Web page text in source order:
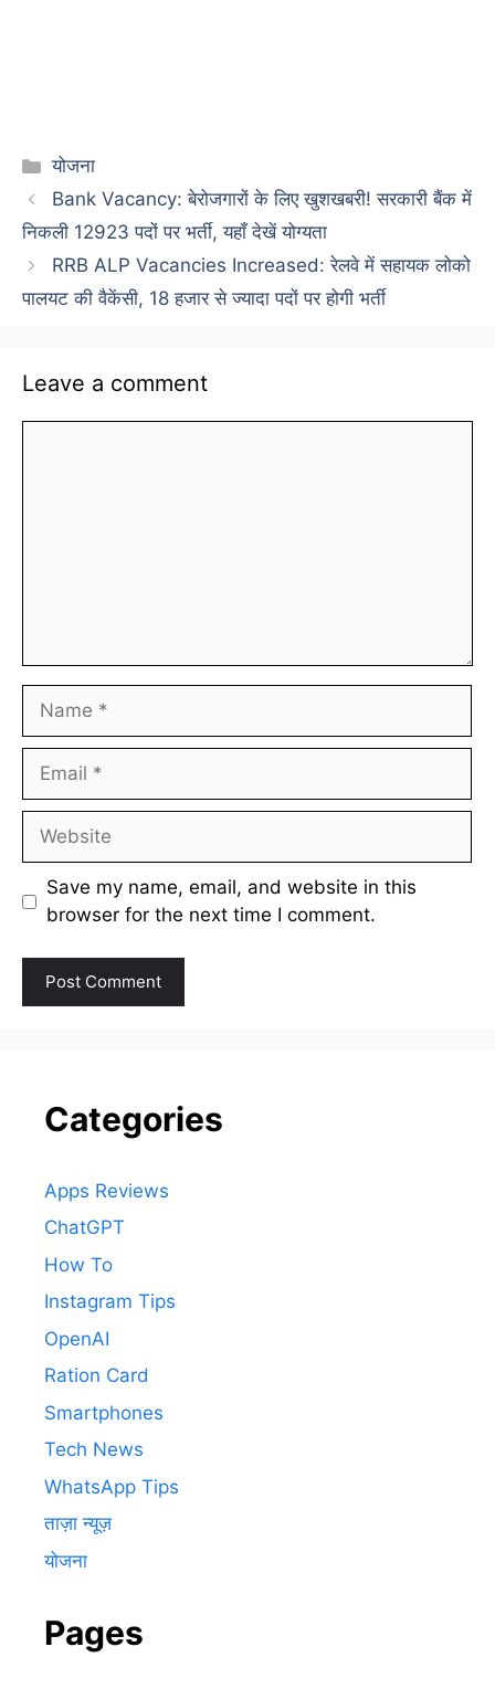
Categories
योजना
Bank Vacancy: बेरोजगारों के लिए खुशखबरी! सरकारी बैंक में
निकली 12923 पदों पर भर्ती, यहाँ देखें योग्यता
RRB ALP Vacancies Increased: रेलवे में सहायक लोको
पालयट की वैकेंसी, 18 हजार से ज्यादा पदों पर होगी भर्ती
Leave a comment
Name
Email
Website
Save my name, email, and website in this
browser for the next time I comment.
Categories
Apps Reviews
ChatGPT
How To
Instagram Tips
OpenAI
Ration Card
Smartphones
Tech News
WhatsApp Tips
ताज़ा न्यूज़
योजना
Pages